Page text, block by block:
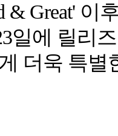
& Great' 이
일에 릴리
더욱 특별